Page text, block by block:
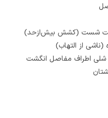
شست (کشش بیش‌ازحد)
از التهاب)
شلی اطراف مفاصل انگشت